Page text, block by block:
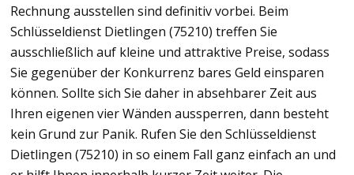
Rechnung ausstellen sind definitiv vorbei. Beim
Schlüsseldienst Dietlingen (75210) treffen Sie
ausschließlich auf kleine und attraktive Preise, sodass
Sie gegenüber der Konkurrenz bares Geld einsparen
können. Sollte sich Sie daher in absehbarer Zeit aus
Ihren eigenen vier Wänden aussperren, dann besteht
kein Grund zur Panik. Rufen Sie den Schlüsseldienst
Dietlingen (75210) in so einem Fall ganz einfach an und